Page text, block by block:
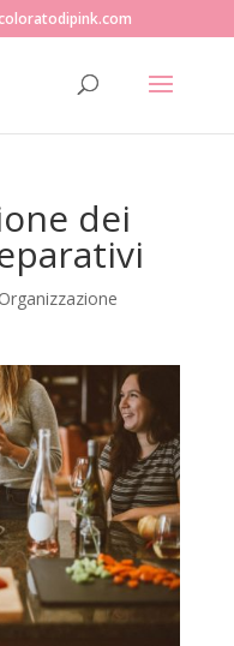
dei
Organizzazione